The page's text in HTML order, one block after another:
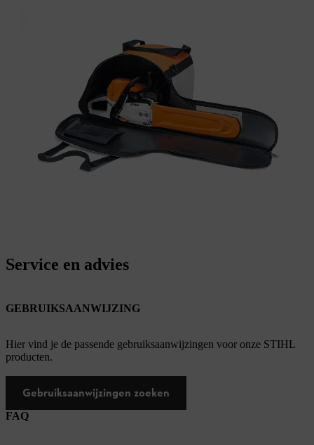
Service en advies
GEBRUIKSAANWIJZING
Hier vind je de passende gebruiksaanwijzingen voor onze STIHL
producten.
Gebruiksaanwijzingen zoeken
FAQ